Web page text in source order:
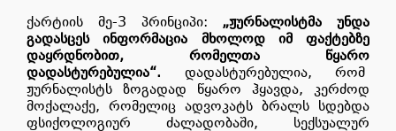
ქარტიის მე-3 პრინციპი: „ჟურნალისტმა უნდა
გადასცეს ინფორმაცია მხოლოდ იმ ფაქტებზე
დაყრდნობით, რომელთა წყარო
დადასტურებულია“.
დადასტურებულია, რომ
ჟურნალისტს ზოგადად წყარო ჰყავდა, კერძოდ
მოქალაქე, რომელიც ადვოკატს ბრალს სდებდა
ფსიქოლოგიურ ძალადობაში, სექსუალურ